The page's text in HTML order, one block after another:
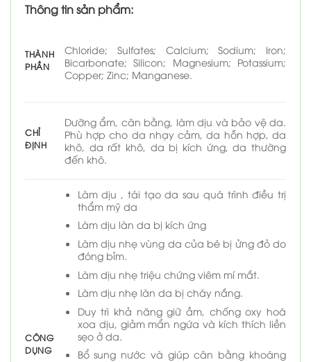
Thông tin sản phẩm:
THÀNH
PHẦN
Chloride; Sulfates; Calcium; Sodium; Iron;
Bicarbonate; Silicon; Magnesium; Potassium;
Copper; Zinc; Manganese.
CHỈ
ĐỊNH
Dưỡng ẩm, cân bằng, làm dịu và bảo vệ da.
Phù hợp cho da nhạy cảm, da hỗn hợp, da
khô, da rất khô, da bị kích ứng, da thường
đến khô.
CÔNG
DỤNG
Làm dịu , tái tạo da sau quá trình điều trị
thẩm mỹ da
Làm dịu làn da bị kích ứng
Làm dịu nhẹ vùng da của bé bị ửng đỏ do
đóng bỉm.
Làm dịu nhẹ triệu chứng viêm mí mắt.
Làm dịu nhẹ làn da bị cháy nắng.
Duy trì khả năng giữ ầm, chống oxy hoá
xoa dịu, giảm mẩn ngứa và kích thích liền
sẹo ở da.
Bổ sung nước và giúp cân bằng khoáng